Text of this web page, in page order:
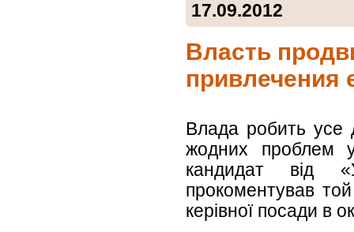
17.09.2012
Власть
привлечения
Влада робить усе
жодних проблем
кандидат від
прокоментував
керівної посади в